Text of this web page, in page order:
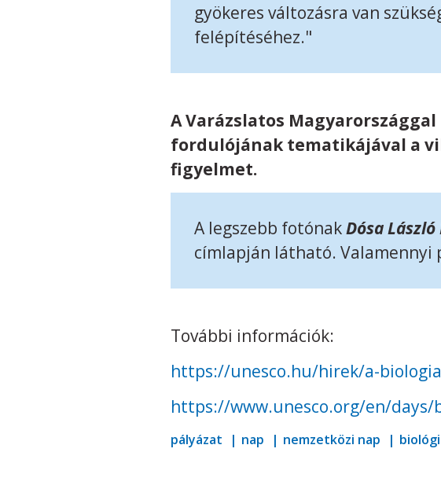
gyökeres változásra van
felépítéséhez."
A Varázslatos
fordulójának tematikájával a
figyelmet.
A legszebb fotónakDósa
címlapján látható. Valamennyi
További információk:
https://unesco.hu/hirek/a-
https://www.unesco.org/en/
pályázat nap nemzetközi nap